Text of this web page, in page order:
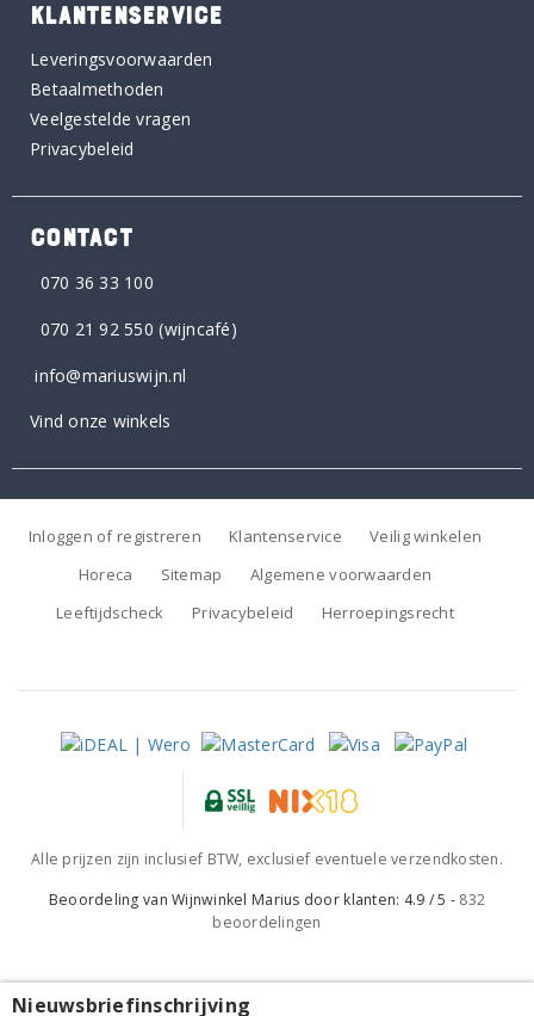
KLANTENSERVICE
Leveringsvoorwaarden
Betaalmethoden
Veelgestelde vragen
Privacybeleid
CONTACT
070 36 33 100
070 21 92 550 (wijncafé)
info@mariuswijn.nl
Vind onze winkels
Inloggen of registreren Klantenservice
Veilig winkelen
Horeca
Sitemap
Algemene voorwaarden
Leeftijdscheck
Privacybeleid Herroepingsrecht
Alle prijzen zijn inclusief BTW, exclusief eventuele verzendkosten.
Beoordeling vanWijnwinkel Marius door klanten: 4.9 /5 - 832
beoordelingen
Nieuwsbriefinschrijving